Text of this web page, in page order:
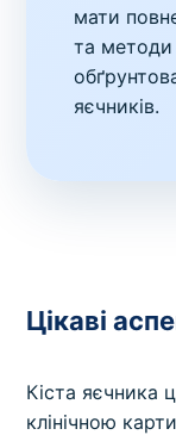
мати
та методи
яєчників.
Цікаві
Кіста яєчника
клінічною